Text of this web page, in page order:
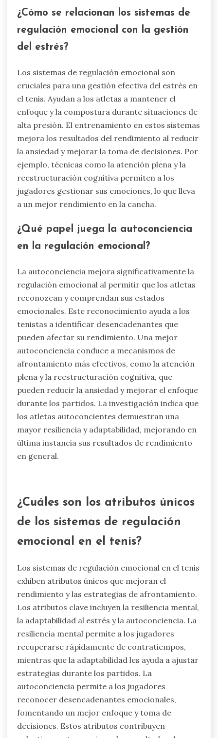
afrontamiento, la resiliencia y el enfoque. Estos
atributos contribuyen a una mejor toma de
decisiones y gestión del estrés durante los
partidos. Una regulación emocional efectiva
a un juego consistente.
¿Cómo se relacionan los sistemas de
regulación emocional con la gestión
del estrés?
Los sistemas de regulación emocional son
cruciales para una gestión efectiva del estrés en
el tenis. Ayudan a los atletas a mantener el
enfoque y la compostura durante situaciones de
alta presión. El entrenamiento en estos sistemas
mejora los resultados del rendimiento al reducir
la ansiedad y mejorar la toma de decisiones. Por
ejemplo, técnicas como la atención plena y la
jugadores gestionar sus emociones, lo que lleva
a un mejor rendimiento en la cancha.
¿Qué papel juega la autoconciencia
en la regulación emocional?
La autoconciencia mejora significativamente la
regulación emocional al permitir que los atletas
reconozcan y comprendan sus estados
emocionales. Este reconocimiento ayuda a los
tenistas a identificar desencadenantes que
pueden afectar su rendimiento. Una mejor
autoconciencia conduce a mecanismos de
afrontamiento más efectivos, como la atención
los atletas autoconcientes demuestran una
mayor resiliencia y adaptabilidad, mejorando en
última instancia sus resultados de rendimiento
en general.
¿Cuáles son los atributos únicos
de los sistemas de regulación
emocional en el tenis?
Los sistemas de regulación emocional en el tenis
exhiben atributos únicos que mejoran el
rendimiento y las estrategias de afrontamiento.
Los atributos clave incluyen la resiliencia mental,
la adaptabilidad al estrés y la autoconciencia. La
resiliencia mental permite a los jugadores
recuperarse rápidamente de contratiempos,